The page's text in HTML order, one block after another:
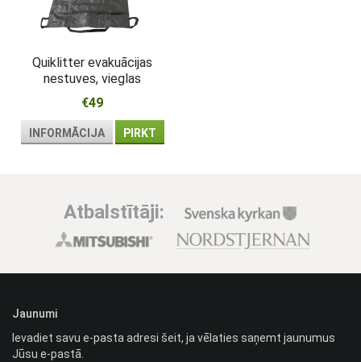
Quiklitter evakuācijas
nestuves, vieglas
€49
INFORMĀCIJA PIRKT
Atbalstītāji:
Jaunumi
Ievadiet savu e-pasta adresi šeit, ja vēlaties saņemt jaunumus
Jūsu e-pastā.